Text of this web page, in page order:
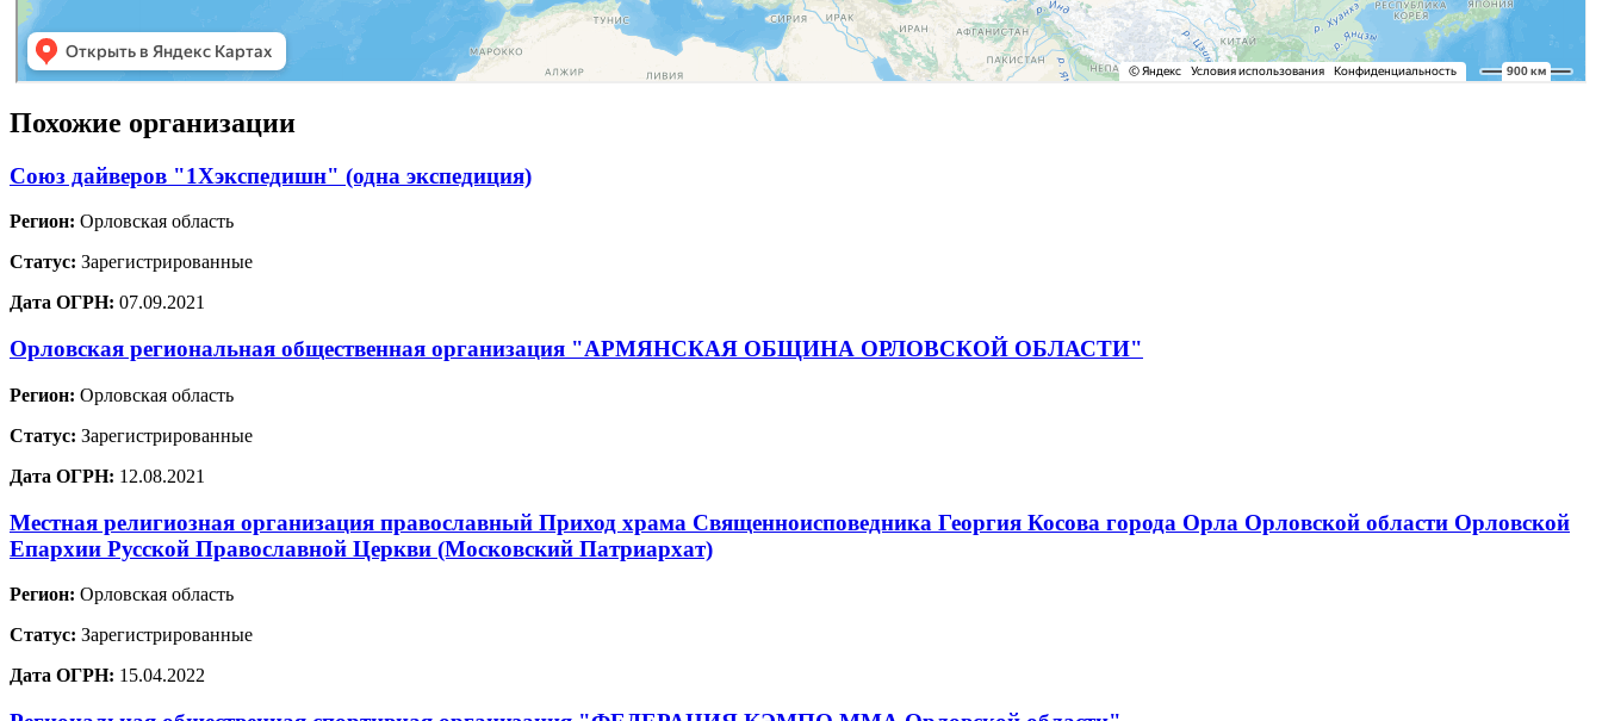
Похожие организации
Союз дайверов "1Хэкспедишн" (одна экспедиция)
Регион: Орловская область
Статус: Зарегистрированные
Дата ОГРН: 07.09.2021
Орловская региональная общественная организация "АРМЯНСКАЯ ОБЩИНА ОРЛОВСКОЙ ОБЛАСТИ"
Регион: Орловская область
Статус: Зарегистрированные
Дата ОГРН: 12.08.2021
Местная религиозная организация православный Приход храма Священноисповедника Георгия Косова города Орла Орловской области Орловской
Епархии Русской Православной Церкви (Московский Патриархат)
Регион: Орловская область
Статус: Зарегистрированные
Дата ОГРН: 15.04.2022